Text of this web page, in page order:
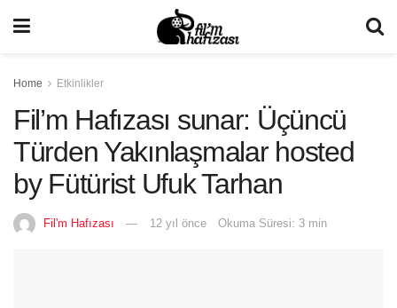
Home Etkinlikler
Fil’m Hafızası sunar: Üçüncü
Türden Yakınlaşmalar hosted
by Fütürist Ufuk Tarhan
Fil'm Hafızası 12 yıl önce Okuma Süresi: 3 min